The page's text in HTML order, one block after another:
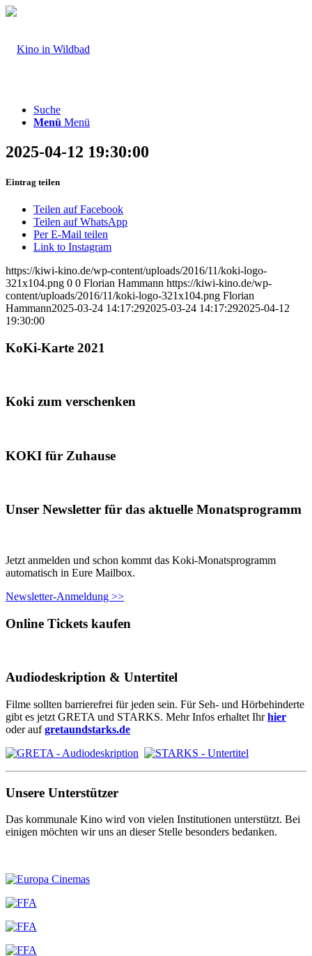
Suche
Menü Menü
2025-04-12 19:30:00
Eintrag teilen
Teilen auf Facebook
Teilen auf WhatsApp
Per E-Mail teilen
Link to Instagram
https://kiwi-kino.de/wp-content/uploads/2016/11/koki-logo-
321x104.png 0 0 Florian Hammann https://kiwi-kino.de/wp-
content/uploads/2016/11/koki-logo-321x104.png Florian
Hammann2025-03-24 14:17:292025-03-24 14:17:292025-04-12
19:30:00
KoKi-Karte 2021
Koki zum verschenken
KOKI für Zuhause
Unser Newsletter für das aktuelle Monatsprogramm
Jetzt anmelden und schon kommt das Koki-Monatsprogramm
automatisch in Eure Mailbox.
Newsletter-Anmeldung >>
Online Tickets kaufen
Audiodeskription & Untertitel
Filme sollten barrierefrei für jeden sein. Für Seh- und Hörbehinderte
gibt es jetzt GRETA und STARKS. Mehr Infos erhaltet Ihrhier
oder aufgretaundstarks.de
Unsere Unterstützer
Das kommunale Kino wird von vielen Institutionen unterstützt. Bei
einigen möchten wir uns an dieser Stelle besonders bedanken.